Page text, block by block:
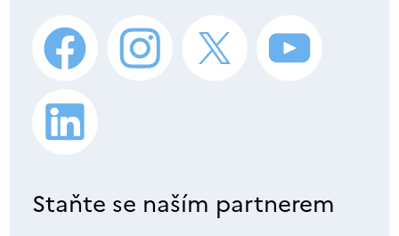
Staňte se naším partnerem